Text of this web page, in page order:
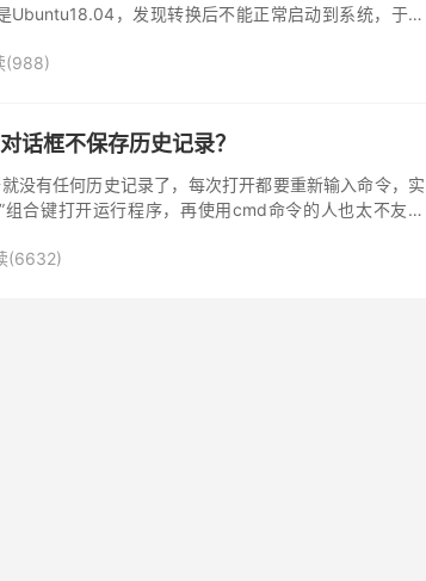
Ubuntu18.04，发现转换后不能正常启动到系统，于是
(988)
话框不保存历史记录？
没有任何历史记录了，每次打开都要重新输入命令，实
组合键打开运行程序，再使用cmd命令的人也太不友好
(6632)